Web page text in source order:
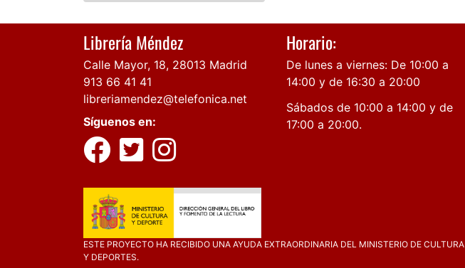
Librería Méndez
Calle Mayor, 18, 28013 Madrid
913 66 41 41
libreriamendez@telefonica.net
Síguenos en:
Horario:
De lunes a viernes: De 10:00 a
14:00 y de 16:30 a 20:00
Sábados de 10:00 a 14:00 y de
17:00 a 20:00.
ESTE PROYECTO HA RECIBIDO UNA AYUDA EXTRAORDINARIA DEL MINISTERIO DE CULTURA
Y DEPORTES.